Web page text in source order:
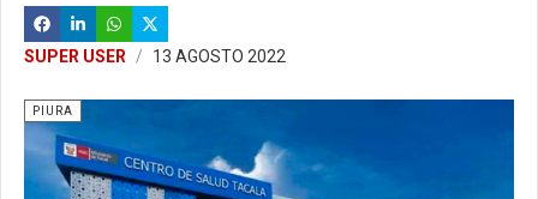
SUPER USER 13 AGOSTO 2022
PIURA